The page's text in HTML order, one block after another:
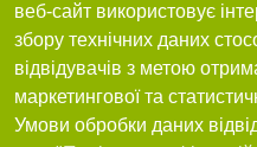
веб-сайт використовує
збору технічних даних
відвідувачів з метою
маркетингової та
Умови обробки даних